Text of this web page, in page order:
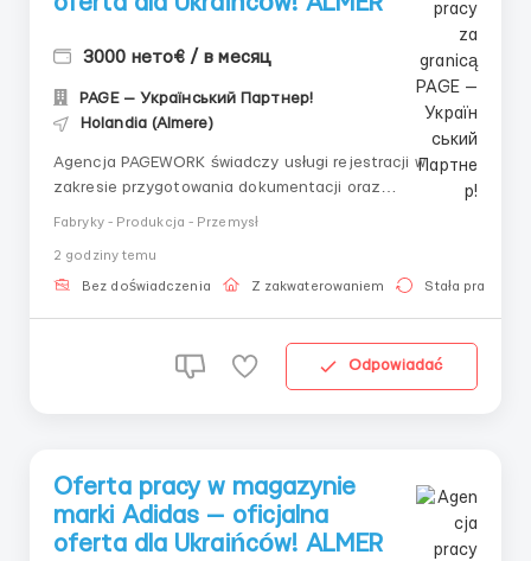
3000 нето€ / в месяц
PAGE — Український Партнер!
Holandia (Almere)
Agencja PAGEWORK świadczy usługi rejestracji w
zakresie przygotowania dokumentacji oraz
bezpośredniego zatrudnienia u pracodawcy dla
oferty: Główny Rekruter: Witalij Szewczenko Telefon
do konsultacji / doboru ofert: ...
Fabryky - Produkcja - Przemysł
2 godziny temu
Bez doświadczenia Z zakwaterowaniem Stała praca
Odpowiadać
Oferta pracy w magazynie
marki Adidas — oficjalna
oferta dla Ukraińców! ALMER